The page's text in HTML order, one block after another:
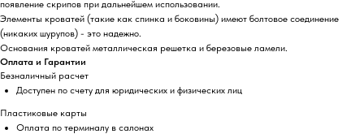
появление скрипов при дальнейшем использовании.
Элементы кроватей (такие как спинка и боковины) имеют болтовое соединение
(никаких шурупов) - это надежно.
Основания кроватей металлическая решетка и березовые ламели.
Оплата и Гарантии
Безналичный расчет
Доступен по счету для юридических и физических лиц
Пластиковые карты
Оплата по терминалу в салонах